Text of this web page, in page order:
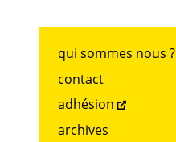
qui sommes nous ?
contact
adhésion
archives